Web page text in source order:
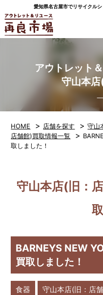
愛知県名古屋市でリサイクル
アウトレット
守山本
HOME > 店舗を探す >守山
店舗館)買取情報一覧
>
取しました！
守山本店(旧：
BARNEYS NEW
買取しました！
食器 守山本店(旧：店